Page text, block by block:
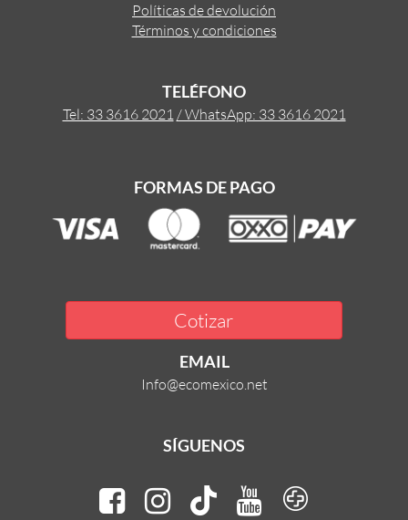
Políticas de devolución
Términos y condiciones
TELÉFONO
Tel: 33 3616 2021 / WhatsApp: 33 3616 2021
FORMAS DE PAGO
Cotizar
EMAIL
Info@ecomexico.net
SÍGUENOS